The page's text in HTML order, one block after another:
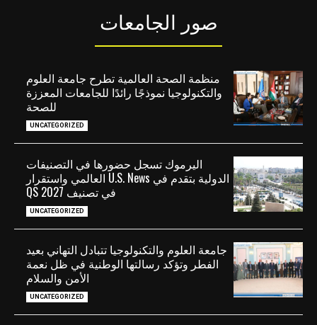
صور الجامعات
منظمة الصحة العالمية تطرح جامعة العلوم
والتكنولوجيا نموذجًا رائدًا للجامعات المعززة
للصحة
UNCATEGORIZED
اليرموك تسجل حضورها في التصنيفات
الدولية بتقدم في U.S. News العالمي واستقرار
في تصنيف QS 2027
UNCATEGORIZED
جامعة العلوم والتكنولوجيا تتبادل التهاني بعيد
الفطر وتؤكد رسالتها الوطنية في ظل نعمة
الأمن والسلام
UNCATEGORIZED